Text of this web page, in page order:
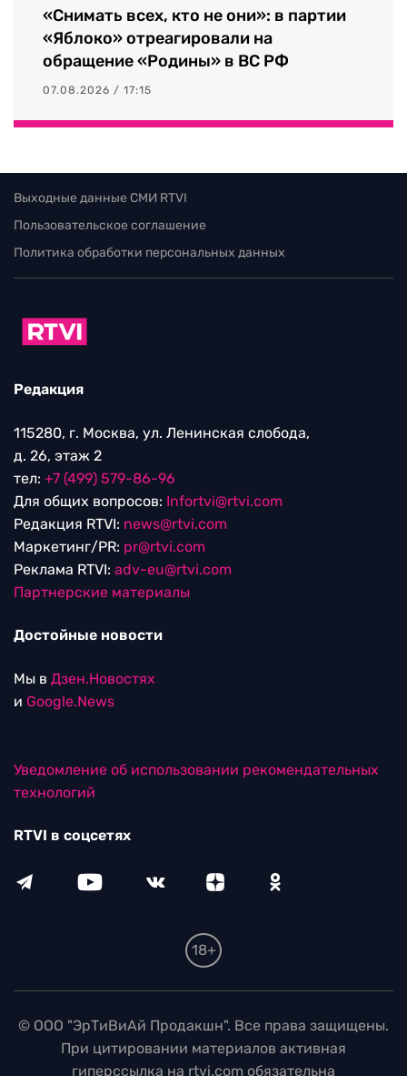
«Снимать всех, кто не они»: в партии
«Яблоко» отреагировали на
обращение «Родины» в ВС РФ
07.08.2026 / 17:15
Выходные данные СМИ RTVI
Пользовательское соглашение
Политика обработки персональных данных
Редакция
115280, г. Москва, ул. Ленинская слобода,
д. 26, этаж 2
тел: +7 (499) 579-86-96
Для общих вопросов: Infortvi@rtvi.com
Редакция RTVI: news@rtvi.com
Маркетинг/PR: pr@rtvi.com
Реклама RTVI: adv-eu@rtvi.com
Партнерские материалы
Достойные новости
Мы в Дзен.Новостях
и Google.News
Уведомление об использовании рекомендательных
технологий
RTVI в соцсетях
18+
© ООО "ЭрТиВиАй Продакшн". Все права защищены.
При цитировании материалов активная
гиперссылка на rtvi.com обязательна